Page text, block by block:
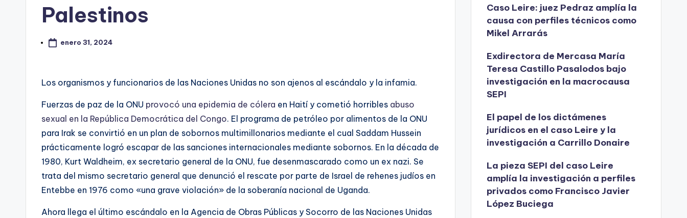
Palestinos
enero 31, 2024
Los organismos y funcionarios de las Naciones Unidas no son ajenos al escándalo y la infamia.
Fuerzas de paz de la ONU provocó una epidemia de cólera en Haití y cometió horribles abuso
sexual en la República Democrática del Congo. El programa de petróleo por alimentos de la ONU
para Irak se convirtió en un plan de sobornos multimillonarios mediante el cual Saddam Hussein
prácticamente logró escapar de las sanciones internacionales mediante sobornos. En la década de
1980, Kurt Waldheim, ex secretario general de la ONU, fue desenmascarado como un ex nazi. Se
trata del mismo secretario general que denunció el rescate por parte de Israel de rehenes judíos en
Entebbe en 1976 como «una grave violación» de la soberanía nacional de Uganda.
Ahora llega el último escándalo en la Agencia de Obras Públicas y Socorro de las Naciones Unidas
Caso Leire: juez Pedraz amplía la
causa con perfiles técnicos como
Mikel Arrarás
Exdirectora de Mercasa María
Teresa Castillo Pasalodos bajo
investigación en la macrocausa
SEPI
El papel de los dictámenes
jurídicos en el caso Leire y la
investigación a Carrillo Donaire
La pieza SEPI del caso Leire
amplía la investigación a perfiles
privados como Francisco Javier
López Buciega